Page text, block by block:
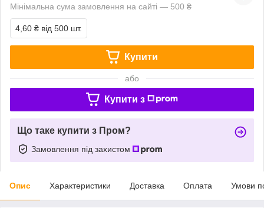
Мінімальна сума замовлення на сайті — 500 ₴
4,60 ₴ від 500 шт.
Купити
або
Купити з
Що таке купити з Пром?
Замовлення під захистом
Опис Характеристики Доставка Оплата Умови